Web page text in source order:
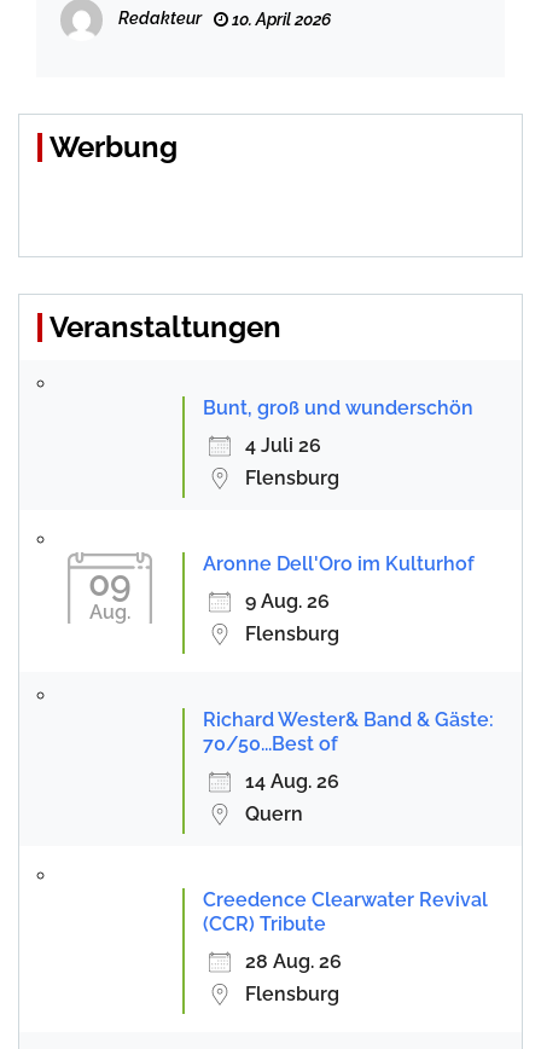
Redakteur 10. April 2026
Werbung
Veranstaltungen
Bunt, groß und wunderschön
4 Juli 26
Flensburg
09
Aug.
Aronne Dell'Oro im Kulturhof
9 Aug. 26
Flensburg
Richard Wester& Band & Gäste:
70/50...Best of
14 Aug. 26
Quern
Creedence Clearwater Revival
(CCR) Tribute
28 Aug. 26
Flensburg